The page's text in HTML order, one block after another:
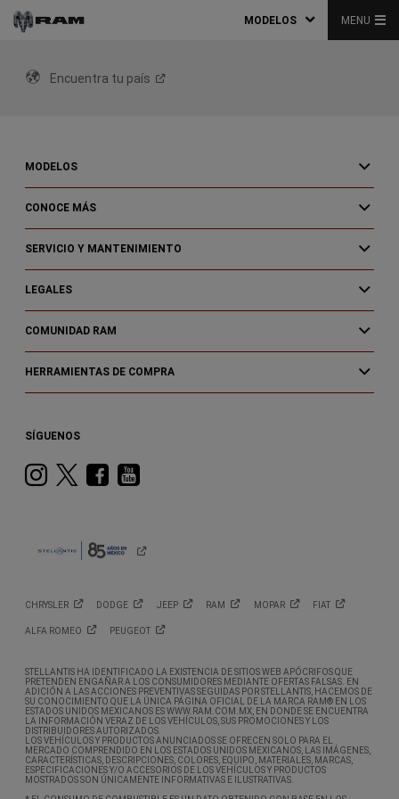
MODELOS MENU
Encuentra tu país
MODELOS
CONOCE MÁS
SERVICIO Y MANTENIMIENTO
LEGALES
COMUNIDAD RAM
HERRAMIENTAS DE COMPRA
SÍGUENOS
Instagram
TwitterFacebook
Youtube
CHRYSLER DODGE JEEP RAM MOPAR FIAT
ALFA ROMEO PEUGEOT
STELLANTIS HA IDENTIFICADO LA EXISTENCIA DE SITIOS WEB APÓCRIFOS QUE
PRETENDEN ENGAÑAR A LOS CONSUMIDORES MEDIANTE OFERTAS FALSAS. EN
ADICIÓN A LAS ACCIONES PREVENTIVAS SEGUIDAS POR STELLANTIS, HACEMOS DE
SU CONOCIMIENTO QUE LA ÚNICA PÁGINA OFICIAL DE LA MARCA RAM® EN LOS
ESTADOS UNIDOS MEXICANOS ES WWW.RAM.COM.MX, EN DONDE SE ENCUENTRA
LA INFORMACIÓN VERAZ DE LOS VEHÍCULOS, SUS PROMOCIONES Y LOS
DISTRIBUIDORES AUTORIZADOS.
LOS VEHÍCULOS Y PRODUCTOS ANUNCIADOS SE OFRECEN SOLO PARA EL
MERCADO COMPRENDIDO EN LOS ESTADOS UNIDOS MEXICANOS, LAS IMÁGENES,
CARACTERÍSTICAS, DESCRIPCIONES, COLORES, EQUIPO, MATERIALES, MARCAS,
ESPECIFICACIONES Y/O ACCESORIOS DE LOS VEHÍCULOS Y PRODUCTOS
MOSTRADOS SON ÚNICAMENTE INFORMATIVAS E ILUSTRATIVAS.